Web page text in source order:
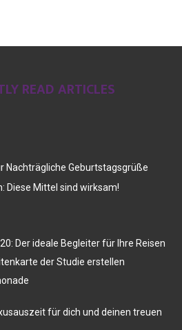
READ ARTICLES
Nachträgliche Geburtstagsgrüße
Diese Mittel sind wirksam!
Der ideale Begleiter für Ihre Reisen
der Studie erstellen
für dich und deinen treuen